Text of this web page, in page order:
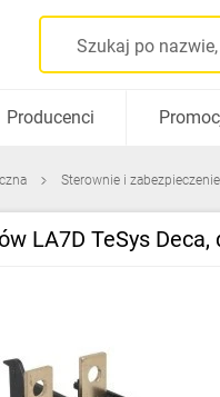
Producenci
Sterownie i
LA7D TeSys Deca,